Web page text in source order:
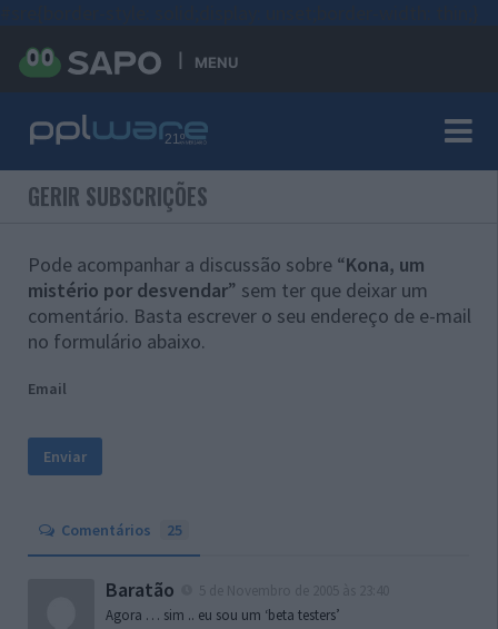
MENU
GERIR SUBSCRIÇÕES
Pode acompanhar a discussão sobre “Kona, um
mistério por desvendar” sem ter que deixar um
comentário. Basta escrever o seu endereço de e-mail
no formulário abaixo.
Email
Comentários 25
Baratão
Agora … sim .. eu sou um ‘beta testers’